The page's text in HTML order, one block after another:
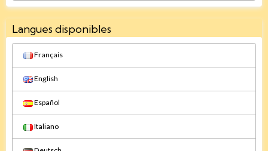
Langues disponibles
Français
English
Español
Italiano